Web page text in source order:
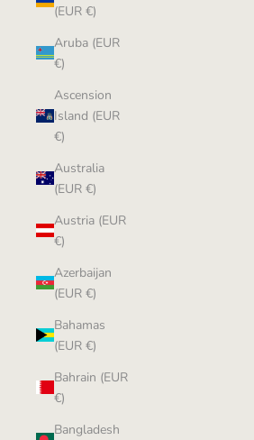
(EUR €)
Aruba (EUR
€)
Ascension
Island (EUR
€)
Australia
(EUR €)
Austria (EUR
€)
Azerbaijan
(EUR €)
Bahamas
(EUR €)
Bahrain (EUR
€)
Bangladesh